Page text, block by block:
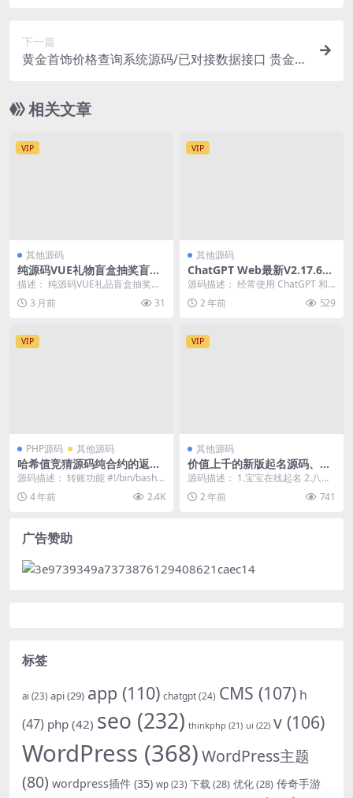
下一篇
黄金首饰价格查询系统源码/已对接数据接口 贵金属
相关文章
VIP
其他源码
纯源码VUE礼物盲盒抽奖盲盒
商城2.0源码下载+完整视频教
程
描述： 纯源码VUE礼品盲盒抽奖盲
盒商城2.0源码下载+完整视频教程
可以使用前...
3 月前 31
VIP
其他源码
ChatGPT Web最新V2.17.6开
源版本 安装教程（功能强大的
Chatgpt Web支持midjourn
ey）
源码描述： 经常使用 ChatGPT 和
midjourney 这两个AI产品的...
2 年前 529
VIP
PHP源码 其他源码
哈希值竞猜源码纯合约的返奖
源码
源码描述： 转账功能 #!/bin/bashP
ATH=/bin:/sbin:/u...
4 年前 2.4K
VIP
其他源码
价值上千的新版起名源码、起
名网站、起名程序、起名网、
八字起名源码、周易起名源码
源码描述： 1.宝宝在线起名 2.八字
起名，周易取名 3.带在线付费起名
4.老...2 年前 741
广告赞助
标签
ai (23) api(29) app (110) chatgpt(24) CMS (107) h
(47) php (42) seo (232) thinkphp (21) ui (22) v (106)
WordPress (368)WordPress主题
(80) wordpress插件 (35) wp (23) 下载(28) 优化(28) 传奇手游